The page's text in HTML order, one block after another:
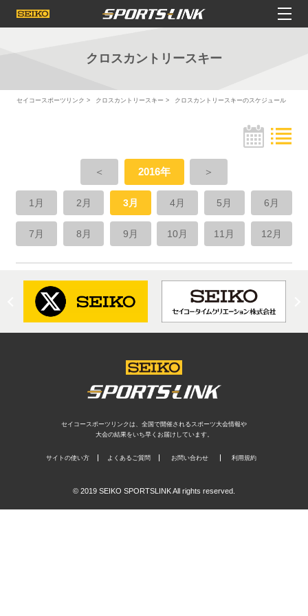
クロスカントリースキー
セイコースポーツリンク クロスカントリースキー クロスカントリースキーのスケジュール
＜ 2016年 ＞
1月 2月 3月 4月 5月 6月
7月 8月 9月 10月 11月 12月
セイコースポーツリンクは、全国で開催されるスポーツ大会情報や
大会の結果をいち早くお届けしています。
サイトの使い方 よくあるご質問 お問い合わせ 利用規約
© 2019 SEIKO SPORTSLINK All rights reserved.